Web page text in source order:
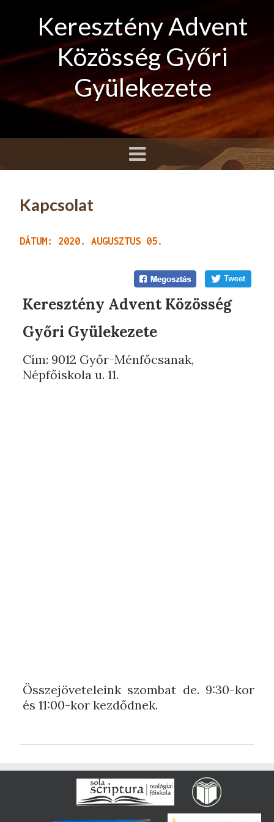
Keresztény Advent
Közösség Győri
Gyülekezete
Kapcsolat
DÁTUM: 2020. AUGUSZTUS 05.
Keresztény Advent Közösség
Győri Gyülekezete
Cím: 9012 Győr-Ménfőcsanak,
Népfőiskola u. 11.
Összejöveteleink szombat de. 9:30-kor
és 11:00-kor kezdődnek.